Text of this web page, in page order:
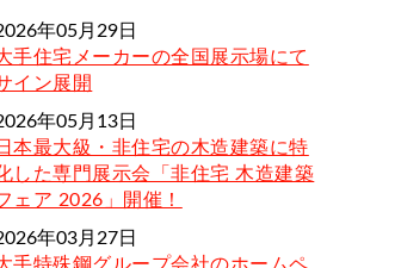
年05月29日
手住宅メーカーの全国展示場にて
イン展開
年05月13日
本最大級・非住宅の木造建築に特
した専門展示会「非住宅 木造建築
ェア 2026」開催！
年03月27日